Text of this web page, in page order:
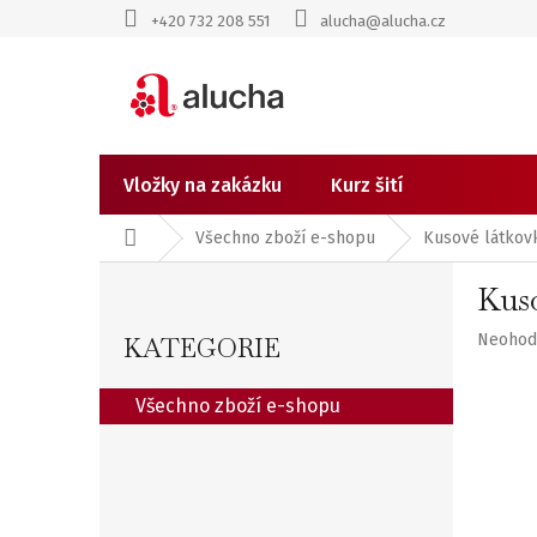
+420 732 208 551 alucha@alucha.cz
Vložky na zakázku Kurz šití
Domů Všechno zboží e-shopu Kusové
o
s
t
kategorie
KATEGORIE
Všechno zboží e-shopu